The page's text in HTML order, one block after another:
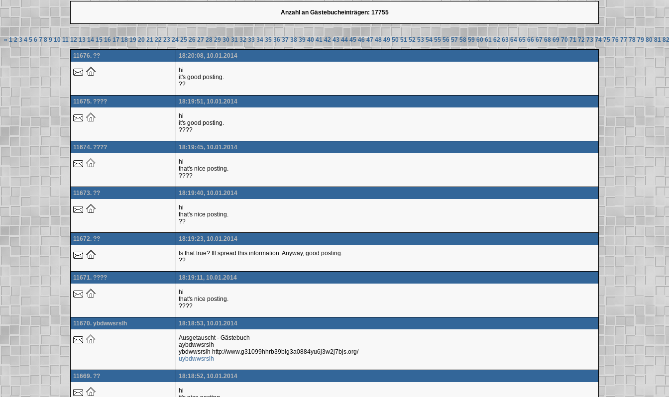
Anzahl an Gästebucheinträgen: 17755
« 1 2 3 4 5 6 7 8 9 10 11 12 13 14 15 16 17 18 19 20 21 22 23 24 25 26 27 28 29 30 31 32 33 34 35 36 37 38 39 40 41 42 43 44 45 46 47 48 49 50 51 52 53 54 55 56 57 58 59 60 61 62 63 64 65 66 67 68 69 70 71 72 73 74 75 76 77 78 79 80 81 82
11676. ?? 18:20:08, 10.01.2014
hi
it's good posting.
??
11675. ???? 18:19:51, 10.01.2014
hi
it's good posting.
????
11674. ???? 18:19:45, 10.01.2014
hi
that's nice posting.
????
11673. ?? 18:19:40, 10.01.2014
hi
that's nice posting.
??
11672. ?? 18:19:23, 10.01.2014
Is that true? Ill spread this information. Anyway, good posting.
??
11671. ???? 18:19:11, 10.01.2014
hi
that's nice posting.
????
11670. ybdwwsrslh 18:18:53, 10.01.2014
Ausgetauscht - Gästebuch
aybdwwsrslh
ybdwwsrslh http://www.g31099hhrb39big3a0884yu6j3w2j7bjs.org/
uybdwwsrslh
11669. ?? 18:18:52, 10.01.2014
hi